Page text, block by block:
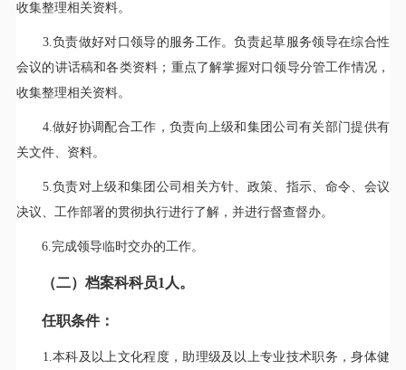
收集整理相关资料。
3.负责做好对口领导的服务工作。负责起草服务领导在综合性
会议的讲话稿和各类资料；重点了解掌握对口领导分管工作情况，
收集整理相关资料。
4.做好协调配合工作，负责向上级和集团公司有关部门提供有
关文件、资料。
5.负责对上级和集团公司相关方针、政策、指示、命令、会议
决议、工作部署的贯彻执行进行了解，并进行督查督办。
6.完成领导临时交办的工作。
（二）档案科科员1人。
任职条件：
1.本科及以上文化程度，助理级及以上专业技术职务，身体健